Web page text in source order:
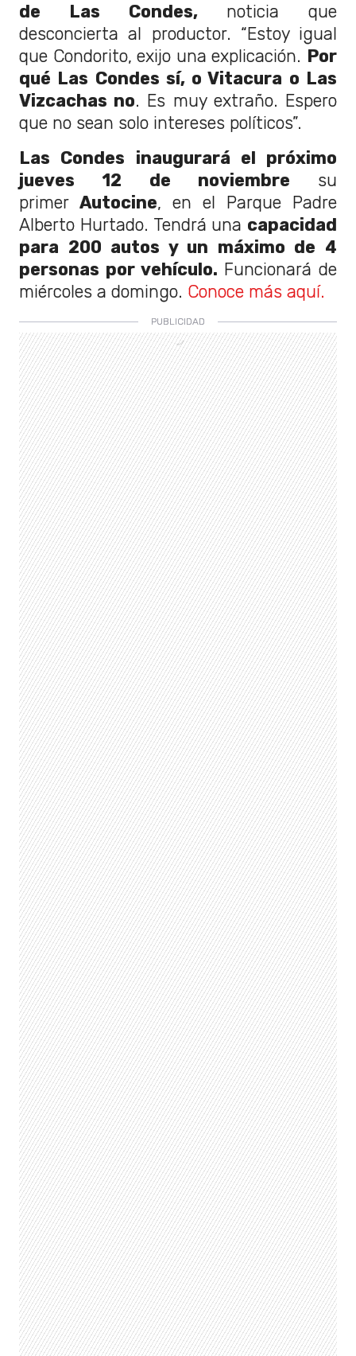
de Las Condes,noticia que
desconcierta al productor. “Estoy igual
que Condorito, exijo una explicación. Por
qué Las Condes sí, o Vitacura o Las
Vizcachas no. Es muy extraño. Espero
que no sean solo intereses políticos”.
Las Condes inaugurará el próximo
jueves 12 de noviembre su
primer Autocine, en el Parque Padre
Alberto Hurtado. Tendrá una capacidad
para 200 autos y un máximo de 4
personas por vehículo. Funcionará de
miércoles a domingo. Conoce más aquí.